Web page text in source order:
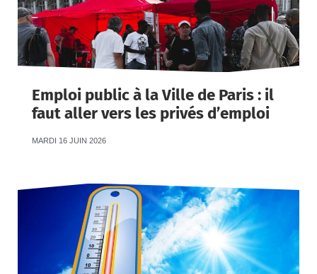
Emploi public à la Ville de Paris : il
faut aller vers les privés d’emploi
MARDI 16 JUIN 2026